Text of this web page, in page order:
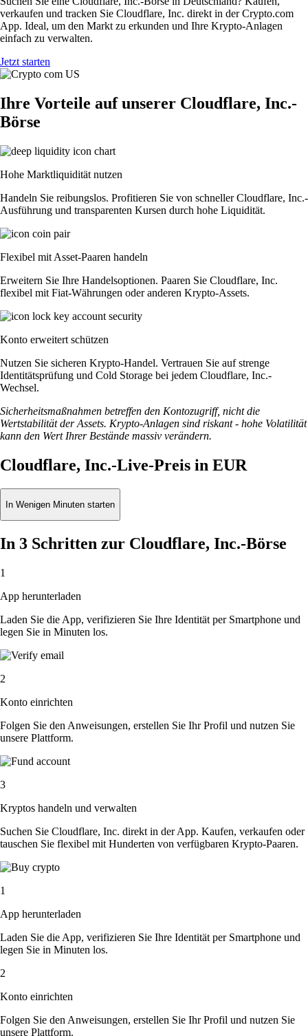
verkaufen und tracken Sie Cloudflare, Inc. direkt in der Crypto.com
App. Ideal, um den Markt zu erkunden und Ihre Krypto-Anlagen
einfach zu verwalten.
Jetzt starten
Ihre Vorteile auf unserer Cloudflare, Inc.-
Börse
Hohe Marktliquidität nutzen
Handeln Sie reibungslos. Profitieren Sie von schneller Cloudflare, Inc.-
Ausführung und transparenten Kursen durch hohe Liquidität.
Flexibel mit Asset-Paaren handeln
Erweitern Sie Ihre Handelsoptionen. Paaren Sie Cloudflare, Inc.
flexibel mit Fiat-Währungen oder anderen Krypto-Assets.
Konto erweitert schützen
Nutzen Sie sicheren Krypto-Handel. Vertrauen Sie auf strenge
Identitätsprüfung und Cold Storage bei jedem Cloudflare, Inc.-
Wechsel.
Sicherheitsmaßnahmen betreffen den Kontozugriff, nicht die
Wertstabilität der Assets. Krypto-Anlagen sind riskant - hohe Volatilität
kann den Wert Ihrer Bestände massiv verändern.
Cloudflare, Inc.-Live-Preis in EUR
In Wenigen Minuten starten
In 3 Schritten zur Cloudflare, Inc.-Börse
1
App herunterladen
Laden Sie die App, verifizieren Sie Ihre Identität per Smartphone und
legen Sie in Minuten los.
2
Konto einrichten
Folgen Sie den Anweisungen, erstellen Sie Ihr Profil und nutzen Sie
unsere Plattform.
3
Kryptos handeln und verwalten
Suchen Sie Cloudflare, Inc. direkt in der App. Kaufen, verkaufen oder
tauschen Sie flexibel mit Hunderten von verfügbaren Krypto-Paaren.
1
App herunterladen
Laden Sie die App, verifizieren Sie Ihre Identität per Smartphone und
legen Sie in Minuten los.
2
Konto einrichten
Folgen Sie den Anweisungen, erstellen Sie Ihr Profil und nutzen Sie
unsere Plattform.